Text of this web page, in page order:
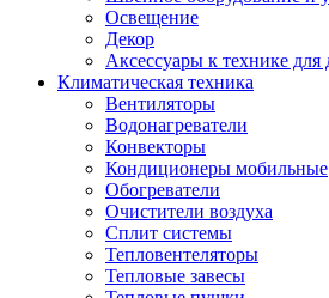
Освещение
Декор
Аксессуары к технике для
Климатическая техника
Вентиляторы
Водонагреватели
Конвекторы
Кондиционеры мобильные
Обогреватели
Очистители воздуха
Сплит системы
Тепловентеляторы
Тепловые завесы